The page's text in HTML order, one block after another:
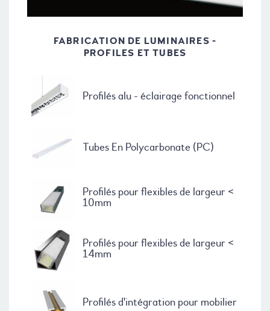
FABRICATION DE LUMINAIRES -
PROFILES ET TUBES
Profilés alu - éclairage fonctionnel
Tubes En Polycarbonate (PC)
Profilés pour flexibles de largeur <
10mm
Profilés pour flexibles de largeur <
14mm
Profilés d'intégration pour mobilier